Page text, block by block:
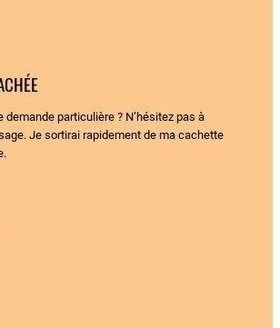
demande particulière ? N’hésitez pas à
Je sortirai rapidement de ma cachette